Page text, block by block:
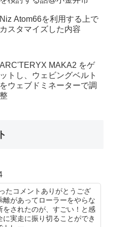
Niz Atom66を利用する上で
カスタマイズした内容
ARC'TERYX MAKA2 をゲ
ットし、ウェビングベルト
をウェブドミネーターで調
整
たコメントありがとうござ
離があってローラーをやらな
をされたのが、すごい！と感
に実走に振り切ることができ